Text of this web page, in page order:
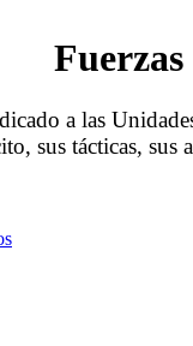
a las
sus tácticas, sus